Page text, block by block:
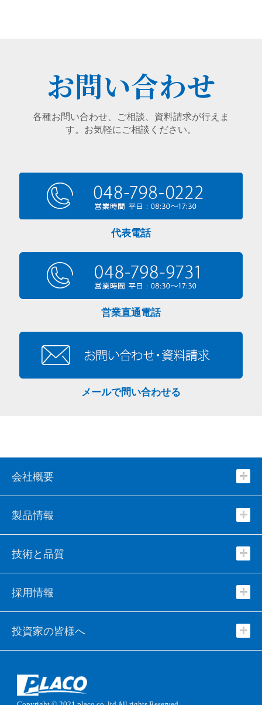
お問い合わせ
各種お問い合わせ、ご相談、資料請求が行えま
す。お気軽にご相談ください。
代表電話
営業直通電話
メールで問い合わせる
会社概要
製品情報
技術と品質
採用情報
投資家の皆様へ